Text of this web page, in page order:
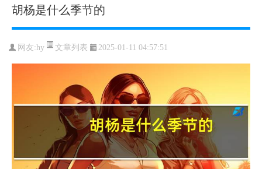
胡杨是什么季节的
网友:hy 文章列表 2025-01-11 04:57:51